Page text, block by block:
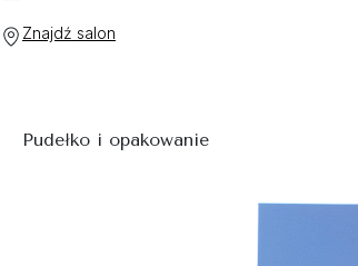
Znajdź salon
Pudełko i opakowanie